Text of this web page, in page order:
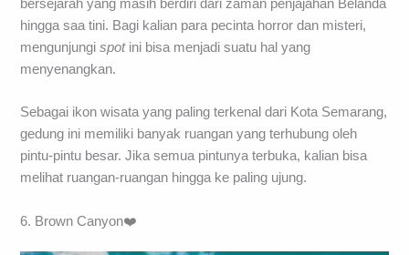
bersejarah yang masih berdiri dari zaman penjajahan Belanda
hingga saa tini. Bagi kalian para pecinta horror dan misteri,
mengunjungispotini bisa menjadi suatu hal yang
menyenangkan.
Sebagai ikon wisata yang paling terkenal dari Kota Semarang,
gedung ini memiliki banyak ruangan yang terhubung oleh
pintu-pintu besar. Jika semua pintunya terbuka, kalian bisa
melihat ruangan-ruangan hingga ke paling ujung.
6. Brown Canyon❤️